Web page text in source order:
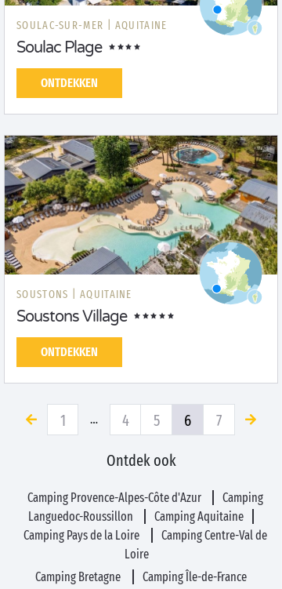
SOULAC-SUR-MER | AQUITAINE
Soulac Plage
ONTDEKKEN
SOUSTONS | AQUITAINE
Soustons Village
ONTDEKKEN
1 … 4 5 6 7
Ontdek ook
Camping Provence-Alpes-Côte d'Azur
Camping
Languedoc-Roussillon
Camping Aquitaine
Camping Pays de la Loire
Camping Centre-Val de
Loire
Camping Bretagne
Camping Île-de-France